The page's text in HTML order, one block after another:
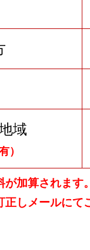
域
）
加算されます
正しメールにて